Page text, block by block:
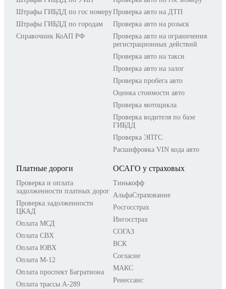
Штрафы ГИБДД по гос номеру
Штрафы ГИБДД по городам
Справочник КоАП РФ
Проверка авто на ДТП
Проверка авто на розыск
Проверка авто на ограничения
регистрационных действий
Проверка авто на такси
Проверка авто на залог
Проверка пробега авто
Оценка стоимости авто
Проверка мотоцикла
Проверка водителя по базе
ГИБДД
Проверка ЭПТС
Расшифровка VIN кода авто
Платные дороги
Проверка и оплата
задолженности платных дорог
Проверка задолженности
ЦКАД
Оплата МСД
Оплата СВХ
Оплата ЮВХ
Оплата М-12
Оплата проспект Багратиона
Оплата трассы А-289
ОСАГО у страховых
Тинькофф
АльфаСтрахование
Росгосстрах
Ингосстрах
СОГАЗ
ВСК
Согласие
МАКС
Ренессанс